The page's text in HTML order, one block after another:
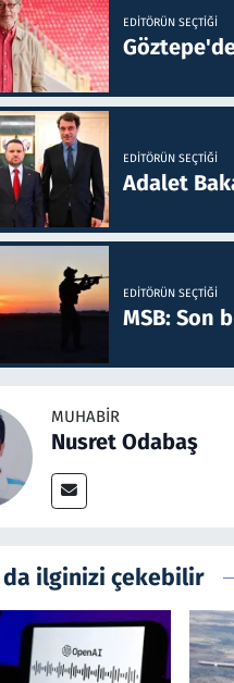
EDITÖRÜN SEÇTIĞI
EDITÖRÜN SEÇTIĞI
Adalet
EDITÖRÜN SEÇTIĞI
MSB: Son
MUHABIR
Nusret Odabaş
da ilginizi çekebilir